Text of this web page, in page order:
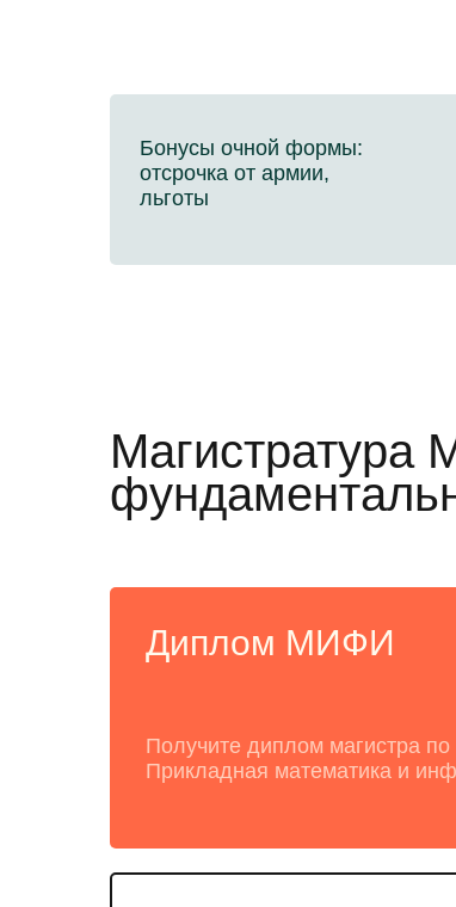
Бонусы очной формы:
отсрочка от армии,
льготы
Диплом МИФИ
Получите диплом магистра
Прикладная математика и